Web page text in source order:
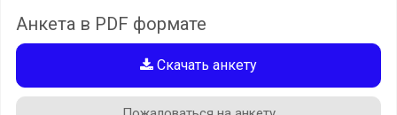
Анкета в PDF формате
Скачать анкету